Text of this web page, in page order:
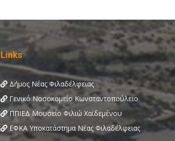
Links
Δήμος Νέας Φιλαδέλφειας
Γενικό Νοσοκομείο Κωνσταντοπούλειο
ΠΠΙΕΔ Μουσείο Φιλιώ Χαϊδεμένου
ΕΦΚΑ Υποκατάστημα Νέας Φιλαδέλφειας